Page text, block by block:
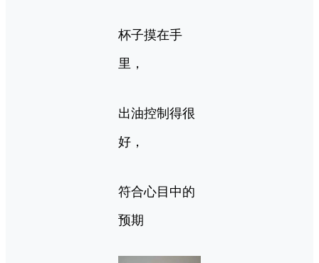
杯子摸在手
里，
出油控制得很
好，
符合心目中的
预期